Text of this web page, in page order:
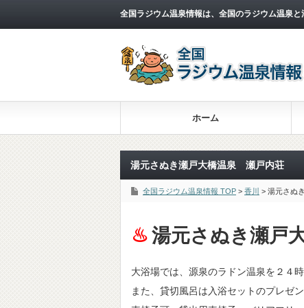
全国ラジウム温泉情報は、全国のラジウム温泉
ホーム
湯元さぬき瀬戸大橋温泉 瀬戸内荘
全国ラジウム温泉情報 TOP > 香川 > 湯元さぬ
湯元さぬき瀬戸
大浴場では、源泉のラドン温泉を２４
また、貸切風呂は入浴セットのプレゼ